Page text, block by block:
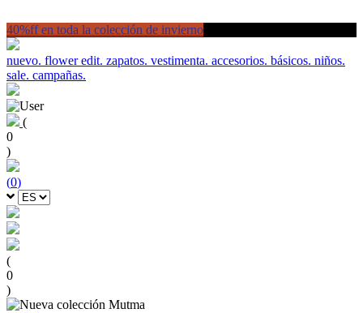
40%ff en toda la colección de invierno
nuevo. flower edit. zapatos. vestimenta. accesorios. básicos. niños.
sale. campañas.
(
0
)
(0)
(
0
)